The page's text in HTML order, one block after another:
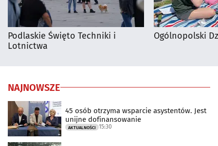
Podlaskie Święto Techniki i
Lotnictwa
Ogólnopolski
NAJNOWSZE
45 osób otrzyma wsparcie asystentów. Jest
unijne dofinansowanie
AKTUALNOŚCI 15:30